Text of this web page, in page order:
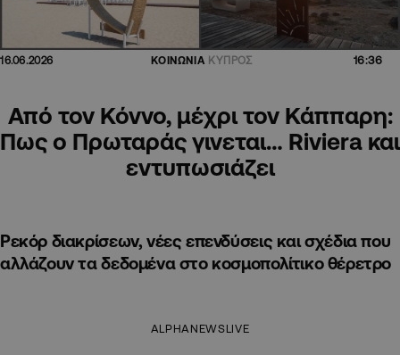
16.06.2026 ΚΟΙΝΩΝΙΑ ΚΥΠΡΟΣ 16:36
Από τον Κόννο, μέχρι τον Κάππαρη:
Πως ο Πρωταράς γινεται… Riviera και
εντυπωσιάζει
Ρεκόρ διακρίσεων, νέες επενδύσεις και σχέδια που
αλλάζουν τα δεδομένα στο κοσμοπολίτικο θέρετρο
ALPHANEWSLIVE